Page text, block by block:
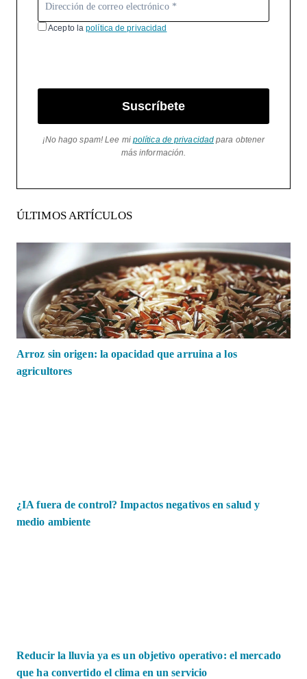
Acepto lapolítica de privacidad
Suscríbete
¡No hago spam! Lee mi política de privacidad para obtener
más información.
ÚLTIMOS ARTÍCULOS
Arroz sin origen: la opacidad que arruina a los
agricultores
¿IA fuera de control? Impactos negativos en salud y
medio ambiente
Reducir la lluvia ya es un objetivo operativo: el mercado
que ha convertido el clima en un servicio